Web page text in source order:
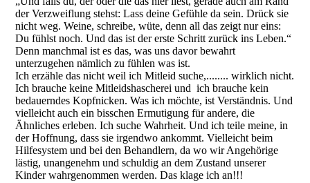
der Verzweiflung stehst: Lass deine Gefühle da sein. Drück sie
nicht weg. Weine, schreibe, wüte, denn all das zeigt nur eins:
Du fühlst noch. Und das ist der erste Schritt zurück ins Leben.“
Denn manchmal ist es das, was uns davor bewahrt
unterzugehen nämlich zu fühlen was ist.
Ich erzähle das nicht weil ich Mitleid suche,........ wirklich nicht.
Ich brauche keine Mitleidshascherei und ich brauche kein
bedauerndes Kopfnicken. Was ich möchte, ist Verständnis. Und
vielleicht auch ein bisschen Ermutigung für andere, die
Ähnliches erleben. Ich suche Wahrheit. Und ich teile meine, in
der Hoffnung, dass sie irgendwo ankommt. Vielleicht beim
Hilfesystem und bei den Behandlern, da wo wir Angehörige
lästig, unangenehm und schuldig an dem Zustand unserer
Kinder wahrgenommen werden. Das klage ich an!!!